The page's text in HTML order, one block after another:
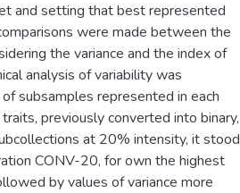
and setting that best represented
were made between the
the variance and the index of
analysis of variability was
subsamples represented in each
previously converted into binary,
at 20% intensity, it stood
CONV-20, for own the highest
by values of variance more